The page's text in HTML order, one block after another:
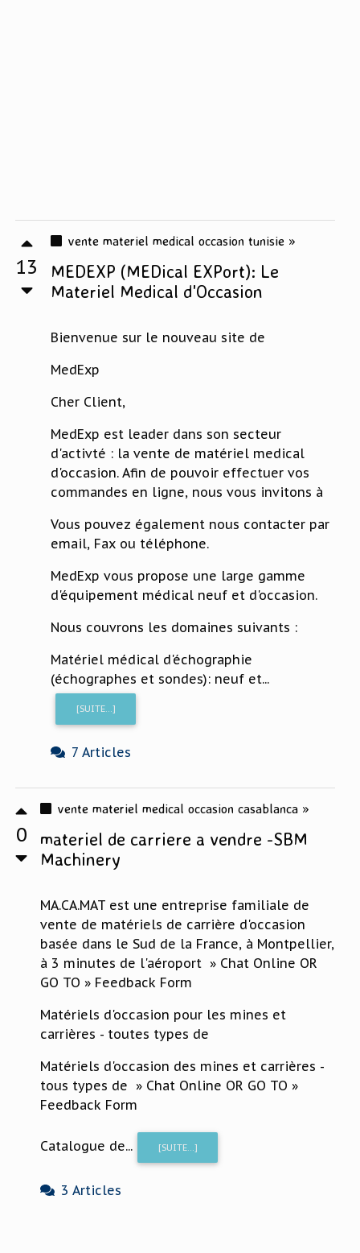
13
vente materiel medical occasion tunisie »
MEDEXP (MEDical EXPort): Le
Materiel Medical d'Occasion
Bienvenue sur le nouveau site de
MedExp
Cher Client,
MedExp est leader dans son secteur
d'activté : la vente de matériel medical
d'occasion. Afin de pouvoir effectuer vos
commandes en ligne, nous vous invitons à
Vous pouvez également nous contacter par
email, Fax ou téléphone.
MedExp vous propose une large gamme
d'équipement médical neuf et d'occasion.
Nous couvrons les domaines suivants :
Matériel médical d'échographie
(échographes et sondes): neuf et...
[SUITE...]
7 Articles
0
vente materiel medical occasion casablanca »
materiel de carriere a vendre -SBM
Machinery
MA.CA.MAT est une entreprise familiale de
vente de matériels de carrière d'occasion
basée dans le Sud de la France, à Montpellier,
à 3 minutes de l'aéroport » Chat Online OR
GO TO » Feedback Form
Matériels d'occasion pour les mines et
carrières - toutes types de
Matériels d'occasion des mines et carrières -
tous types de » Chat Online OR GO TO »
Feedback Form
Catalogue de... [SUITE...]
3 Articles